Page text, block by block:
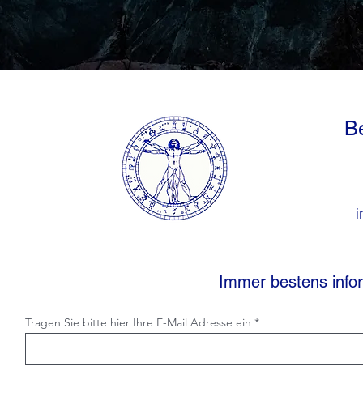
Immer bestens
Tragen Sie bitte hier Ihre E-Mail Adresse ein